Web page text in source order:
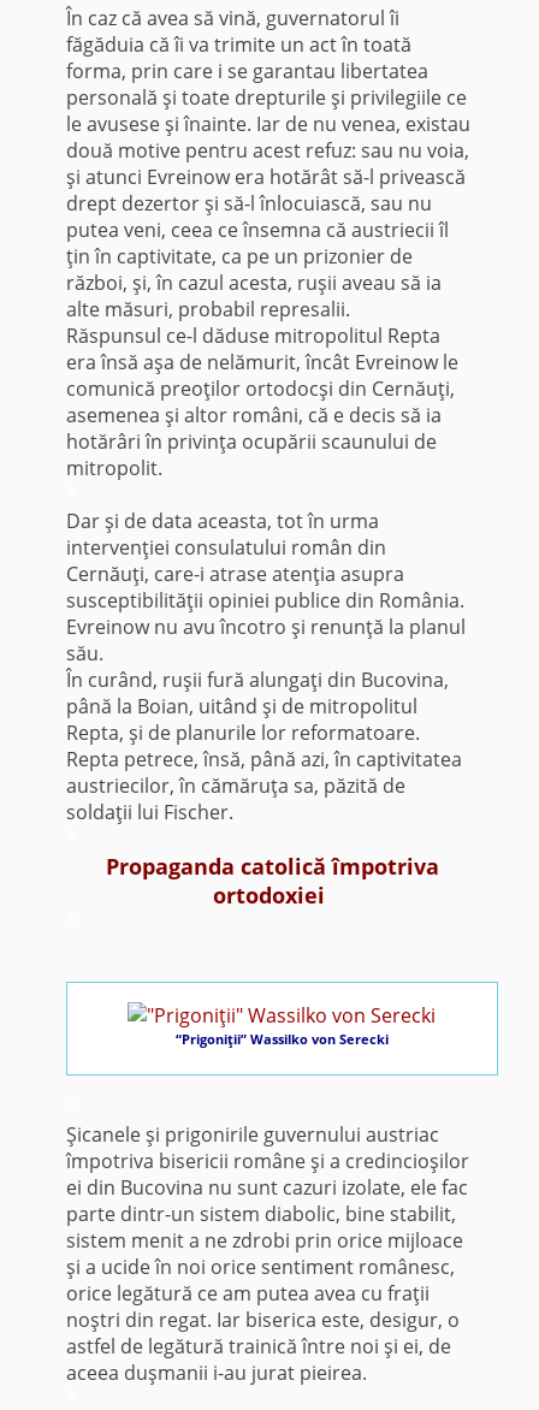
În caz că avea să vină, guvernatorul îi
făgăduia că îi va trimite un act în toată
forma, prin care i se garantau libertatea
personală şi toate drepturile şi privilegiile ce
le avusese şi înainte. Iar de nu venea, existau
două motive pentru acest refuz: sau nu voia,
şi atunci Evreinow era hotărât să-l privească
drept dezertor şi să-l înlocuiască, sau nu
putea veni, ceea ce însemna că austriecii îl
ţin în captivitate, ca pe un prizonier de
război, şi, în cazul acesta, ruşii aveau să ia
alte măsuri, probabil represalii.
Răspunsul ce-l dăduse mitropolitul Repta
era însă aşa de nelămurit, încât Evreinow le
comunică preoţilor ortodocşi din Cernăuţi,
asemenea şi altor români, că e decis să ia
hotărâri în privinţa ocupării scaunului de
mitropolit.
Dar şi de data aceasta, tot în urma
intervenţiei consulatului român din
Cernăuţi, care-i atrase atenţia asupra
susceptibilităţii opiniei publice din România.
Evreinow nu avu încotro şi renunţă la planul
său.
În curând, ruşii fură alungaţi din Bucovina,
până la Boian, uitând şi de mitropolitul
Repta, şi de planurile lor reformatoare.
Repta petrece, însă, până azi, în captivitatea
austriecilor, în cămăruţa sa, păzită de
soldaţii lui Fischer.
Propaganda catolică împotriva
ortodoxiei
“Prigoniţii” Wassilko von Serecki
Şicanele şi prigonirile guvernului austriac
împotriva bisericii române şi a credincioşilor
ei din Bucovina nu sunt cazuri izolate, ele fac
parte dintr-un sistem diabolic, bine stabilit,
sistem menit a ne zdrobi prin orice mijloace
şi a ucide în noi orice sentiment românesc,
orice legătură ce am putea avea cu fraţii
noştri din regat. Iar biserica este, desigur, o
astfel de legătură trainică între noi şi ei, de
aceea duşmanii i-au jurat pieirea.